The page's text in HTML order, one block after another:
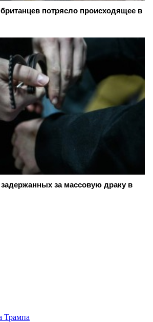
потрясло происходящее в
за массовую драку в
Трампа